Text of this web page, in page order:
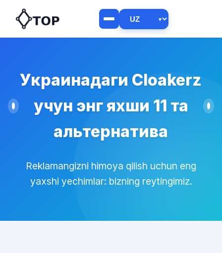
Украинадаги Cloakerz
учун энг яхши 11 та
альтернатива
Reklamangizni himoya qilish uchun eng
yaxshi yechimlar: bizning reytingimiz.